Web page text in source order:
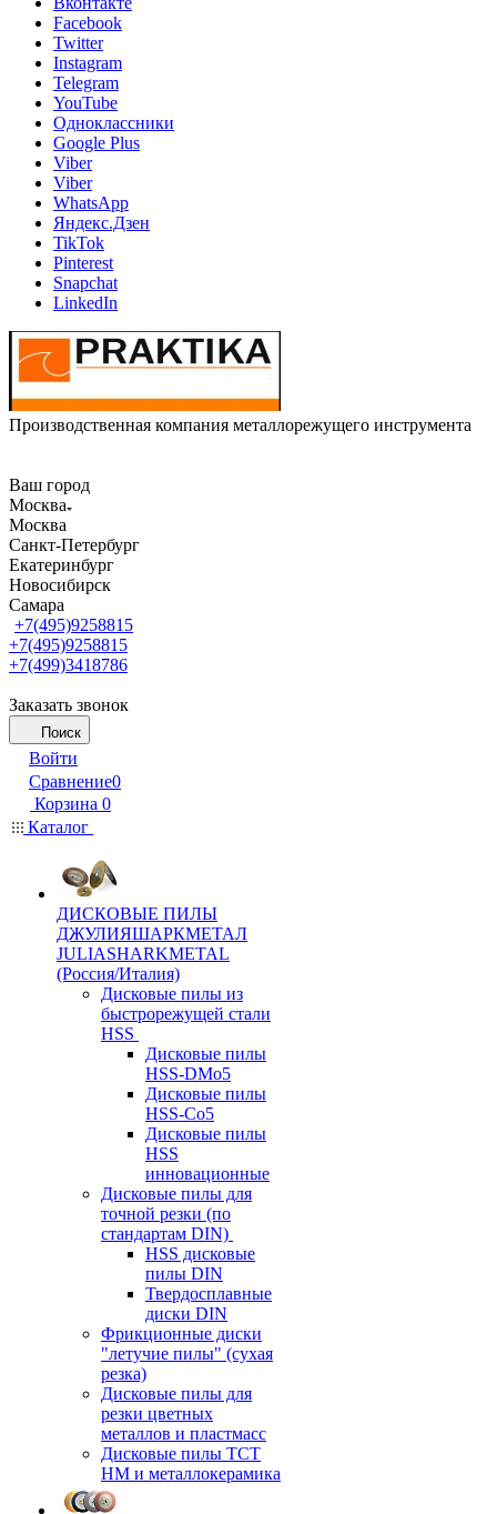
Facebook
Twitter
Instagram
Telegram
YouTube
Одноклассники
Google Plus
Viber
Viber
WhatsApp
Яндекс.Дзен
TikTok
Pinterest
Snapchat
LinkedIn
Производственная компания металлорежущего инструмента
Ваш город
Москва
Москва
Санкт-Петербург
Екатеринбург
Новосибирск
Самара
+7(495)9258815
+7(495)9258815
+7(499)3418786
Заказать звонок
Поиск
Войти
Сравнение0
Корзина 0
Каталог
ДИСКОВЫЕ ПИЛЫ
ДЖУЛИЯШАРКМЕТАЛ
JULIASHARKMETAL
(Россия/Италия)
Дисковые пилы из
быстрорежущей стали
HSS
Дисковые пилы
HSS-DMo5
Дисковые пилы
HSS-Co5
Дисковые пилы
HSS
инновационные
Дисковые пилы для
точной резки (по
стандартам DIN)
HSS дисковые
пилы DIN
Твердосплавные
диски DIN
Фрикционные диски
"летучие пилы" (сухая
резка)
Дисковые пилы для
резки цветных
металлов и пластмасс
Дисковые пилы ТСТ
НМ и металлокерамика